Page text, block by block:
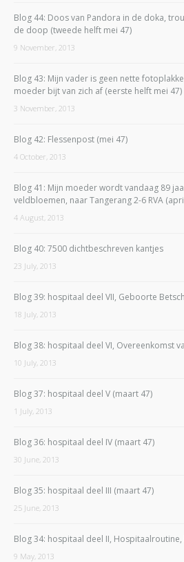
Blog 44: Doos van Pandora in de doka,
de doop (tweede helft mei 47)
9 November, 2013
Blog 43: Mijn vader is geen nette
moeder bijt van zich af (eerste helft mei 47)
3 November, 2013
Blog 42: Flessenpost (mei 47)
4 October, 2013
Blog 41: Mijn moeder wordt vandaag 89
veldbloemen, naar Tangerang 2-6 RVA
4 August, 2013
Blog 40: 7500 dichtbeschreven kantjes
23 July, 2013
Blog 39: hospitaal deel VII, Geboorte
18 July, 2013
Blog 38: hospitaal deel VI, Overeenkomst
10 July, 2013
Blog 37: hospitaal deel V (maart 47)
1 July, 2013
Blog 36: hospitaal deel IV (maart 47)
30 June, 2013
Blog 35: hospitaal deel III (maart 47)
25 June, 2013
Blog 34: hospitaal deel II,
9 May, 2013